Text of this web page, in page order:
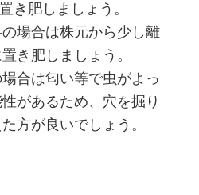
き肥しましょう。
場合は株元から少し離
き肥しましょう。
合は匂い等で虫がよっ
があるため、穴を掘り
方が良いでしょう。